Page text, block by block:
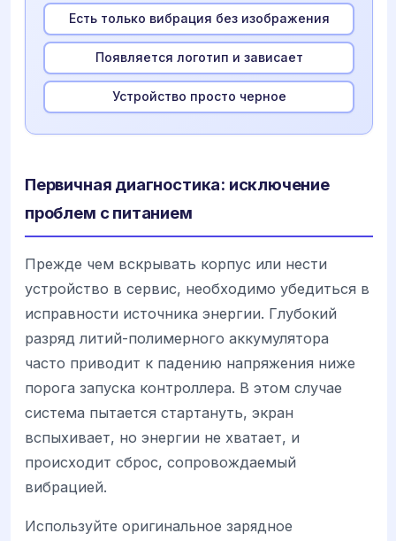
Есть только вибрация без изображения
Появляется логотип и зависает
Устройство просто черное
Первичная диагностика: исключение
проблем с питанием
Прежде чем вскрывать корпус или нести
устройство в сервис, необходимо убедиться в
исправности источника энергии. Глубокий
разряд литий-полимерного аккумулятора
часто приводит к падению напряжения ниже
порога запуска контроллера. В этом случае
система пытается стартануть, экран
вспыхивает, но энергии не хватает, и
происходит сброс, сопровождаемый
вибрацией.
Используйте оригинальное зарядное